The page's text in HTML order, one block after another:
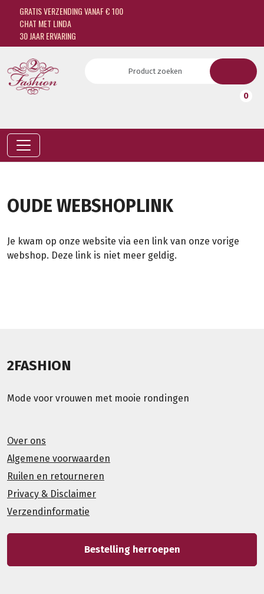
GRATIS VERZENDING VANAF € 100
CHAT MET LINDA
30 JAAR ERVARING
0
OUDE WEBSHOPLINK
Je kwam op onze website via een link van onze vorige
webshop. Deze link is niet meer geldig.
2FASHION
Mode voor vrouwen met mooie rondingen
Over ons
Algemene voorwaarden
Ruilen en retourneren
Privacy & Disclaimer
Verzendinformatie
Bestelling herroepen